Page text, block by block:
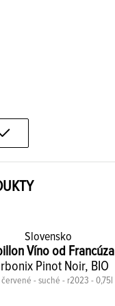
Slovensko
Víno od Francúza
Pinot Noir, BIO
- suché - r2023 - 0,75l